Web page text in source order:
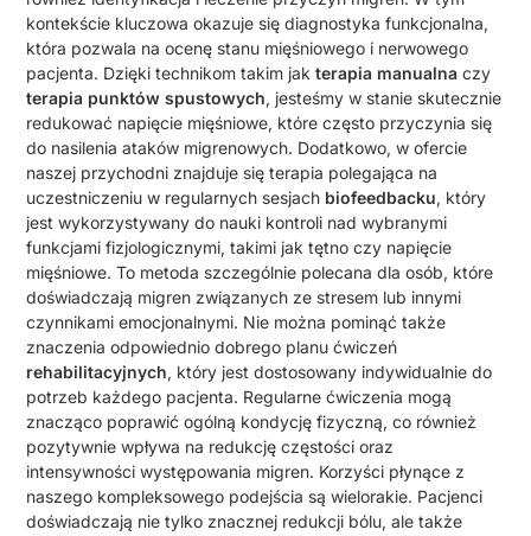
kontekście kluczowa okazuje się diagnostyka funkcjonalna,
która pozwala na ocenę stanu mięśniowego i nerwowego
pacjenta. Dzięki technikom takim jakterapia manualna czy
terapia punktów spustowych, jesteśmy w stanie skutecznie
redukować napięcie mięśniowe, które często przyczynia się
do nasilenia ataków migrenowych. Dodatkowo, w ofercie
naszej przychodni znajduje się terapia polegająca na
uczestniczeniu w regularnych sesjach biofeedbacku, który
jest wykorzystywany do nauki kontroli nad wybranymi
funkcjami fizjologicznymi, takimi jak tętno czy napięcie
mięśniowe. To metoda szczególnie polecana dla osób, które
doświadczają migren związanych ze stresem lub innymi
czynnikami emocjonalnymi. Nie można pominąć także
znaczenia odpowiednio dobrego planu ćwiczeń
rehabilitacyjnych, który jest dostosowany indywidualnie do
potrzeb każdego pacjenta. Regularne ćwiczenia mogą
znacząco poprawić ogólną kondycję fizyczną, co również
pozytywnie wpływa na redukcję częstości oraz
intensywności występowania migren. Korzyści płynące z
naszego kompleksowego podejścia są wielorakie. Pacjenci
doświadczają nie tylko znacznej redukcji bólu, ale także